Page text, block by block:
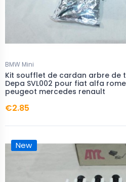
BMW Mini
Kit soufflet de cardan arbre de
Depa SVL002 pour fiat alfa
peugeot mercedes renault
€2.85
New